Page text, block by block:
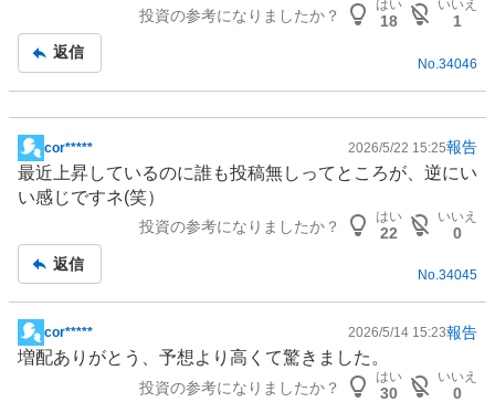
事
投資の参考になりましたか？
はい
18
いいえ
1
返信
No. 34046
掲
示
板
cor***** 2026/5/22 15:25報告
最近上昇しているのに誰も投稿無しってところが、逆にい
い感じですネ(笑）
投資の参考になりましたか？
はい
22
いいえ
0
返信
No.34045
掲
示
cor***** 2026/5/14 15:23報告
増配ありがとう、予想より高くて驚きました。
投資の参考になりましたか？
はい
30
いいえ
0